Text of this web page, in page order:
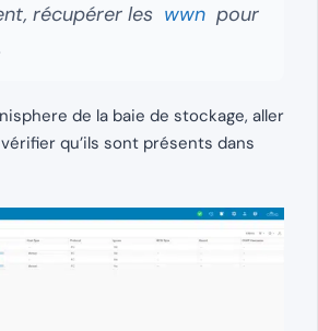
récupérer les wwn pour
de la baie de stockage, aller
qu’ils sont présents dans